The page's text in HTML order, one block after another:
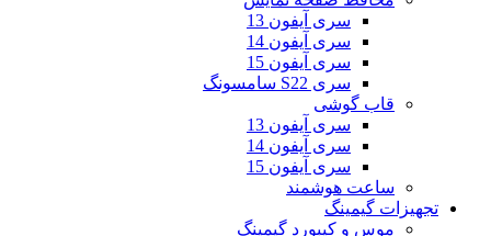
سری آیفون 13
سری آیفون 14
سری آیفون 15
سری S22 سامسونگ
قاب گوشی
سری آیفون 13
سری آیفون 14
سری آیفون 15
ساعت هوشمند
تجهیزات گیمینگ
موس و کیبورد گیمینگ